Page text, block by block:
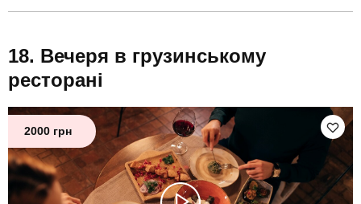
Вечеря в грузинському
ресторані
2000 грн